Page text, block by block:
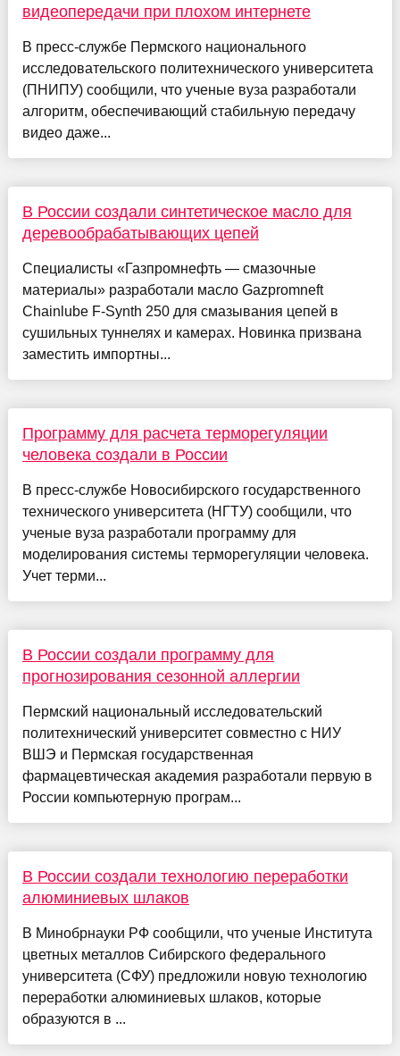
видеопередачи при плохом интернете
В пресс-службе Пермского национального
исследовательского политехнического университета
(ПНИПУ) сообщили, что ученые вуза разработали
алгоритм, обеспечивающий стабильную передачу
видео даже...
В России создали синтетическое масло для
деревообрабатывающих цепей
Специалисты «Газпромнефть — смазочные
материалы» разработали масло Gazpromneft
Chainlube F-Synth 250 для смазывания цепей в
сушильных туннелях и камерах. Новинка призвана
заместить импортны...
Программу для расчета терморегуляции
человека создали в России
В пресс-службе Новосибирского государственного
технического университета (НГТУ) сообщили, что
ученые вуза разработали программу для
моделирования системы терморегуляции человека.
Учет терми...
В России создали программу для
прогнозирования сезонной аллергии
Пермский национальный исследовательский
политехнический университет совместно с НИУ
ВШЭ и Пермская государственная
фармацевтическая академия разработали первую в
России компьютерную програм...
В России создали технологию переработки
алюминиевых шлаков
В Минобрнауки РФ сообщили, что ученые Института
цветных металлов Сибирского федерального
университета (СФУ) предложили новую технологию
переработки алюминиевых шлаков, которые
образуются в ...